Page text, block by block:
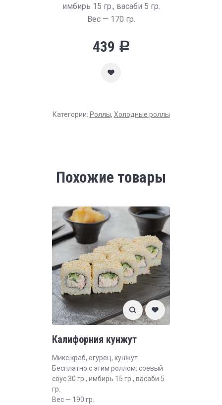
имбирь 15 гр., васаби 5 гр.
Вес — 170 гр.
439 Р
Категории: Роллы, Холодные роллы
Похожие товары
Калифорния кунжут
Микс краб, огурец, кунжут.
Бесплатно с этим роллом: соевый
соус 30 гр., имбирь 15 гр., васаби 5
гр.
Вес — 190 гр.